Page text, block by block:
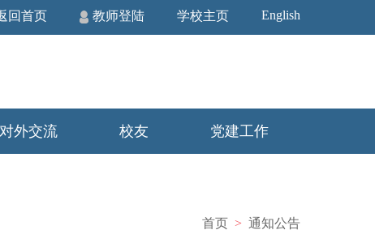
English
学校主页
教师登陆
回首页
对外交流 校友 党建工作
首页 > 通知公告